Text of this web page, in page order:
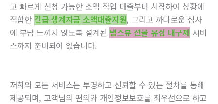
고 빠르게 신청 가능한 소액 작업 대출부터 시작하여 상황에
적합한 긴급 생계자금 소액대출지원, 그리고 까다로운 심사
에 부담 느끼지 않도록 설계된 탬스뷰 선불 유심 내구제 서비
스까지 준비되어 있습니다.
저희의 모든 서비스는 투명하고 신뢰할 수 있는 절차를 통해
제공되며, 고객님의 편의와 개인정보보호를 최우선으로 하고